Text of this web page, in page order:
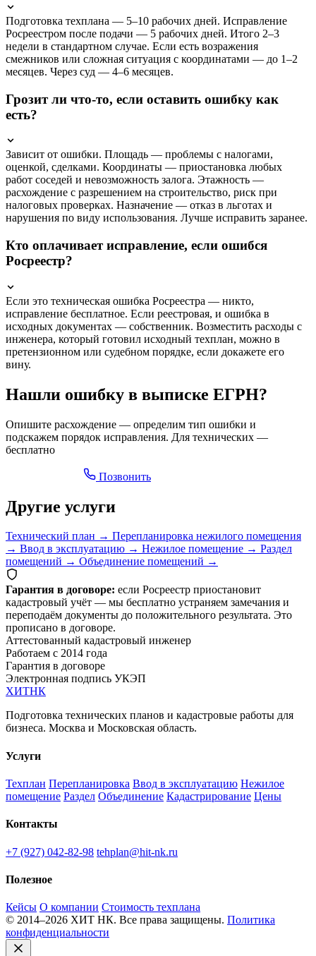
Подготовка техплана — 5–10 рабочих дней. Исправление
Росреестром после подачи — 5 рабочих дней. Итого 2–3
недели в стандартном случае. Если есть возражения
смежников или сложная ситуация с координатами — до 1–2
месяцев. Через суд — 4–6 месяцев.
Грозит ли что-то, если оставить ошибку как
есть?
Зависит от ошибки. Площадь — проблемы с налогами,
оценкой, сделками. Координаты — приостановка любых
работ соседей и невозможность залога. Этажность —
расхождение с разрешением на строительство, риск при
налоговых проверках. Назначение — отказ в льготах и
нарушения по виду использования. Лучше исправить заранее.
Кто оплачивает исправление, если ошибся
Росреестр?
Если это техническая ошибка Росреестра — никто,
исправление бесплатное. Если реестровая, и ошибка в
исходных документах — собственник. Возместить расходы с
инженера, который готовил исходный техплан, можно в
претензионном или судебном порядке, если докажете его
вину.
Нашли ошибку в выписке ЕГРН?
Опишите расхождение — определим тип ошибки и
подскажем порядок исправления. Для технических —
бесплатно
Позвонить
Другие услуги
Технический план → Перепланировка нежилого помещения
→ Ввод в эксплуатацию → Нежилое помещение → Раздел
помещений → Объединение помещений →
Гарантия в договоре: если Росреестр приостановит
кадастровый учёт — мы бесплатно устраняем замечания и
переподаём документы до положительного результата. Это
прописано в договоре.
Аттестованный кадастровый инженер
Работаем с 2014 года
Гарантия в договоре
Электронная подпись УКЭП
ХИТНК
Подготовка технических планов и кадастровые работы для
бизнеса. Москва и Московская область.
Услуги
Техплан Перепланировка Ввод в эксплуатацию Нежилое
помещение Раздел Объединение Кадастрирование Цены
Контакты
+7 (927) 042-82-98 tehplan@hit-nk.ru
Полезное
Кейсы О компании Стоимость техплана
© 2014–2026 ХИТ НК. Все права защищены. Политика
конфиденциальности